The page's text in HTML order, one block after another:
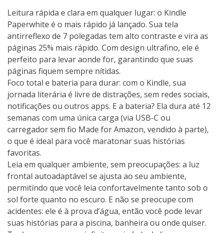
Leitura rápida e clara em qualquer lugar: o Kindle
Paperwhite é o mais rápido já lançado. Sua tela
antirreflexo de 7 polegadas tem alto contraste e vira as
páginas 25% mais rápido. Com design ultrafino, ele é
perfeito para levar aonde for, garantindo que suas
páginas fiquem sempre nítidas.
Foco total e bateria para durar: com o Kindle, sua
jornada literária é livre de distrações, sem redes sociais,
notificações ou outros apps. E a bateria? Ela dura até 12
semanas com uma única carga (via USB-C ou
carregador sem fio Made for Amazon, vendido à parte),
o que é ideal para você maratonar suas histórias
favoritas.
Leia em qualquer ambiente, sem preocupações: a luz
frontal autoadaptável se ajusta ao seu ambiente,
permitindo que você leia confortavelmente tanto sob o
sol forte quanto no escuro. E não se preocupe com
acidentes: ele é à prova d’água, então você pode levar
suas histórias para a piscina, banheira ou onde quiser.